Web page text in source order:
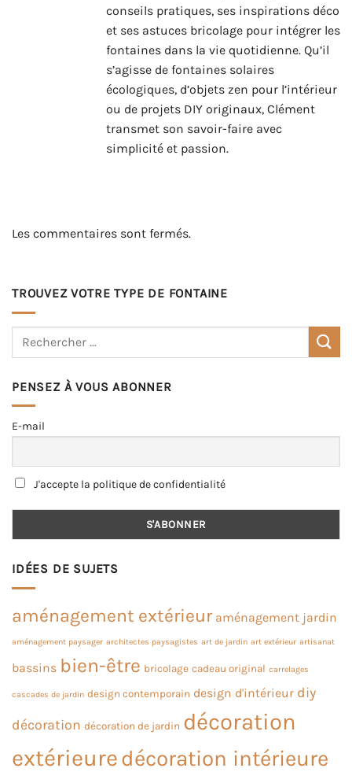
conseils pratiques, ses inspirations déco
et ses astuces bricolage pour intégrer les
fontaines dans la vie quotidienne. Qu’il
s’agisse de fontaines solaires
écologiques, d’objets zen pour l’intérieur
ou de projets DIY originaux, Clément
transmet son savoir-faire avec
simplicité et passion.
Les commentaires sont fermés.
TROUVEZ VOTRE TYPE DE FONTAINE
PENSEZ À VOUS ABONNER
E-mail
J'accepte la politique de confidentialité
IDÉES DE SUJETS
aménagement extérieur aménagement jardin
aménagement paysager architectes paysagistes art de jardin art extérieur artisanat
bassins bien-être bricolage cadeau original carrelages
cascades de jardin design contemporain design d'intérieur diy
décoration décoration de jardin décoration
extérieuredécoration intérieure